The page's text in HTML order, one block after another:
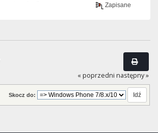
Zapisane
« poprzedni następny »
Skocz do: